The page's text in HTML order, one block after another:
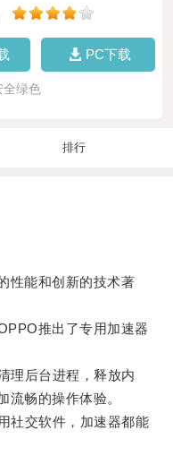
PC下载
全绿色
排行
能和创新的技术著
推出了专用加速器
后台进程，释放内
流畅的操作体验。
交软件，加速器都能